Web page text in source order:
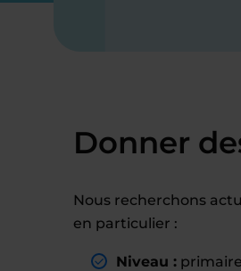
Donner
Nous recherchons
en particulier :
Niveau : primaire